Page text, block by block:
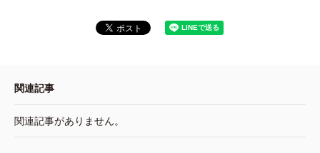
関連記事
関連記事がありません。